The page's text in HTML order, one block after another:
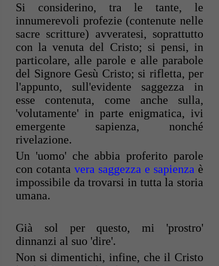
Si considerino, tra le tante, le
innumerevoli profezie (contenute nelle
sacre scritture) avveratesi, soprattutto
con la venuta del Cristo; si pensi, in
particolare, alle parole e alle parabole
del Signore Gesù Cristo; si rifletta, per
l'appunto, sull'evidente saggezza in
esse contenuta, come anche sulla,
'volutamente' in parte enigmatica, ivi
emergente sapienza, nonché
rivelazione.
Un 'uomo' che abbia proferito parole
con cotanta vera saggezza e sapienza è
impossibile da trovarsi in tutta la storia
umana.
Già sol per questo, mi 'prostro'
dinnanzi al suo 'dire'.
Non si dimentichi, infine, che il Cristo